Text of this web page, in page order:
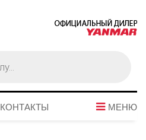
КОНТАКТЫ МЕНЮ